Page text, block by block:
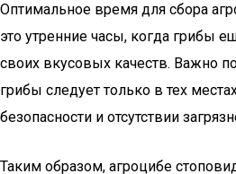
Оптимальное время для сбора
это утренние часы, когда грибы
своих вкусовых качеств. Важно
грибы следует только в тех
безопасности и отсутствии
Таким образом, агроцибе